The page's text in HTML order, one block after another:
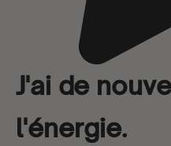
J'ai de
l'énergie.